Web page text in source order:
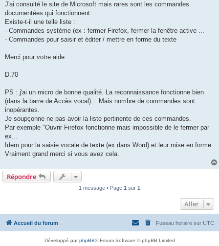
J'ai consulté le site de Microsoft mais rares sont les commandes
documentées qui fonctionnent.
Existe-t-il une telle liste :
- Commandes système (ex : fermer Firefox, fermer la fenêtre active ...
- Commandes pour saisir et éditer / mettre en forme du texte
Merci pour votre aide
D.70
PS : j'ai un micro de bonne qualité. La reconnaissance fonctionne bien
(dans la barre de Accès vocal)... Mais nombre de commandes sont
inopérantes.
Je soupçonne ne pas avoir la liste pertinente de ces commandes.
Par exemple "Ouvrir Firefox fonctionne mais impossible de le fermer par
ex...
Idem pour la saisie vocale de texte (ex dans Word) et leur mise en forme.
Vraiment grand merci si vous avez cela.
Répondre
1 message • Page 1 sur 1
Aller
Accueil du forum Fuseau horaire sur UTC
Développé parphpBB® Forum Software © phpBB Limited